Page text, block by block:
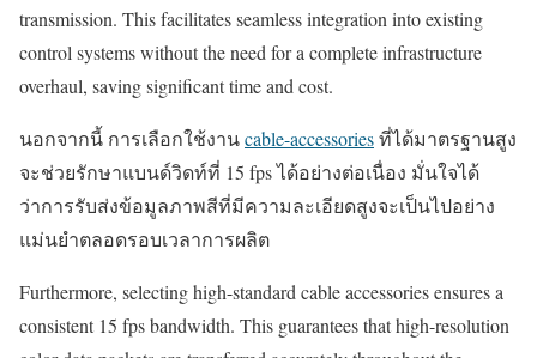
transmission. This facilitates seamless integration into existing
control systems without the need for a complete infrastructure
overhaul, saving significant time and cost.
นอกจากนี้ การเลือกใช้งานcable-accessoriesที่ได้มาตรฐานสูง
จะช่วยรักษาแบนด์วิดท์ที่ 15 fps ได้อย่างต่อเนื่อง มั่นใจได้
ว่าการรับส่งข้อมูลภาพสีที่มีความละเอียดสูงจะเป็นไปอย่าง
แม่นยำตลอดรอบเวลาการผลิต
Furthermore, selecting high-standard cable accessories ensures a
consistent 15 fps bandwidth. This guarantees that high-resolution